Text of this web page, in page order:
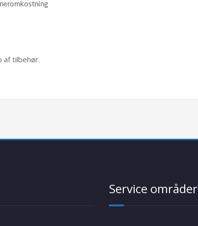
af tilbehør.
Service områder